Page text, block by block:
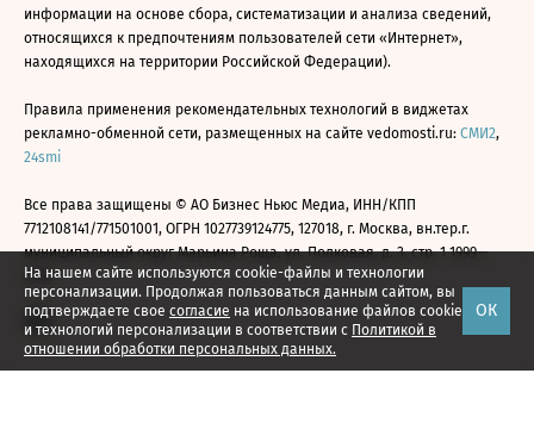
На нашем сайте используются cookie-файлы и технологии
персонализации. Продолжая пользоваться данным сайтом, вы
подтверждаете свое согласие на использование файлов cookie
и технологий персонализации в соответствии с Политикой в
отношении обработки персональных данных.
ОК
информации на основе сбора, систематизации и анализа сведений,
относящихся к предпочтениям пользователей сети «Интернет»,
находящихся на территории Российской Федерации).
Правила применения рекомендательных технологий в виджетах
рекламно-обменной сети, размещенных на сайте vedomosti.ru: СМИ2,
24smi
Все права защищены © АО Бизнес Ньюс Медиа, ИНН/КПП
7712108141/771501001, ОГРН 1027739124775, 127018, г. Москва, вн.тер.г.
муниципальный округ Марьина Роща, ул. Полковая, д. 3, стр. 1 1999—
2026